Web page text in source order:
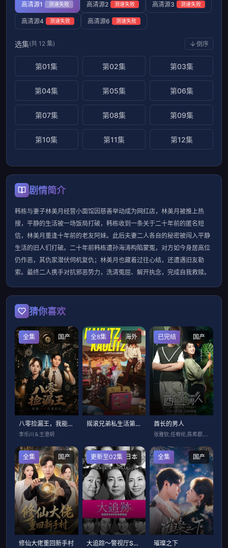
高清源1 测速失败 高清源2 测速失败 高清源3 测速失败
高清源4 测速失败 高清源6 测速失败
选集(共 12 集) 倒序
第01集 第02集 第03集
第04集 第05集 第06集
第07集 第08集 第09集
第10集 第11集 第12集
剧情简介
韩栋与妻子林美月经营小面馆因慈善举动成为网红店，林美月被推上热
搜，平静的生活被一场饭局打破，韩栋收到一条关于二十年前的匿名短
信，林美月重逢十年前的老友阿妹。此后夫妻二人各自的秘密被闯入平静
生活的旧人们打破。二十年前韩栋遭孙海涛构陷蒙冤，对方如今身居高位
仍作恶，其仇家潜伏伺机复仇；林美月也藏着过往心结，还遭遇旧友勒
索。最终二人携手对抗邪恶势力，洗清冤屈、解开执念，完成自我救赎。
猜你喜欢
国产
全集
八零捡漏王，我能听到古董说话
李乐川＆王澄玥
海外
全8集
摇滚兄弟私生活第3季
国产
已完结
酋长的男人
国产
全集
修仙大佬重回新手村
日本
更新至02集
大追踪〜警视厅SSBC强行犯系〜 第2季
国产
全集
璀璨之下